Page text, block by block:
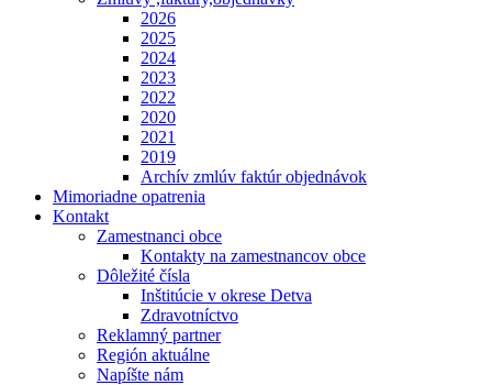
2026
2025
2024
2023
2022
2020
2021
2019
Archív zmlúv faktúr objednávok
Mimoriadne opatrenia
Kontakt
Zamestnanci obce
Kontakty na zamestnancov obce
Dôležité čísla
Inštitúcie v okrese Detva
Zdravotníctvo
Reklamný partner
Región aktuálne
Napíšte nám